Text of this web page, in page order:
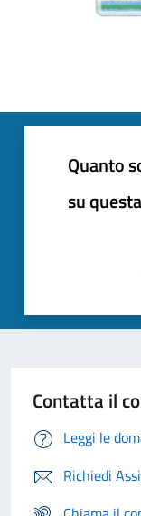
Quanto
su
Contatta il
Leggi le
Richiedi